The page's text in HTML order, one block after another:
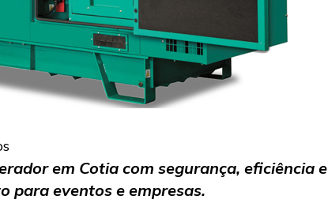
em Cotia com segurança, eficiência e
para eventos e empresas.